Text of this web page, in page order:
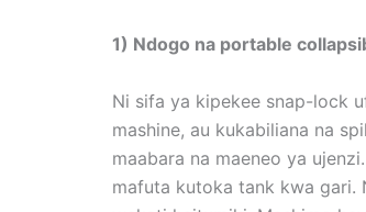
1) Ndogo na portable
Ni sifa ya kipekee snap-lock
mashine, au kukabiliana na
maabara na maeneo ya
mafuta kutoka tank kwa gari.